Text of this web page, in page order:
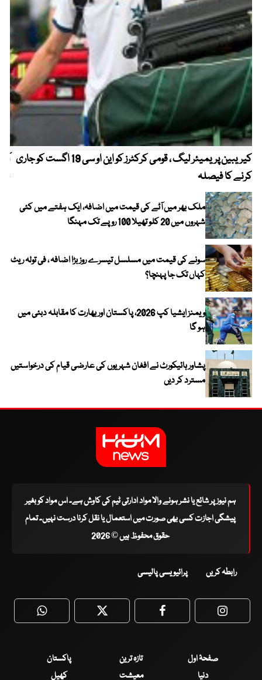
کیریبین پریمیئر لیگ ، قومی کرکٹرز کو این او سی 19 اگست کو جاری
کرنے کا فیصلہ
ملک بھر میں آٹے کی قیمت میں اضافہ، ایک ہفتے میں کئی
شہروں میں 20 کلو تھیلا 100 روپے تک مہنگا
سونے کی قیمت میں مسلسل تیسرے روز بڑا اضافہ ، فی تولہ ریٹ
کہاں تک جا پہنچا؟
ویمنز ایشیا کپ 2026، پاکستان اور بھارت کا مقابلہ دبئی میں
ہو گا
پشاور ہائیکورٹ نے افغان شہریوں کی عارضی قیام کی درخواستیں
مسترد کر دیں
ہم نیوز پر شائع یا نشر ہونے والا مواد ادارتی ٹیم کی کاوش ہے۔ اس مواد کو بغیر
پیشگی اجازت کسی بھی صورت میں استعمال یا نقل کرنا درست نہیں۔ تمام
حقوق محفوظ ہیں © 2026
رابطہ کریں پرائیویسی پالیسی
WhatsApp Twitter Facebook
صفحۂ اول تازہ ترین
پاکستان
دنیا
معیشت کھیل